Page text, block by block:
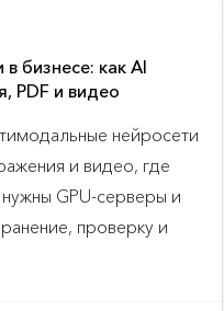
бизнесе: как AI
PDF и видео
нейросети
и видео, где
GPU-серверы и
проверку и